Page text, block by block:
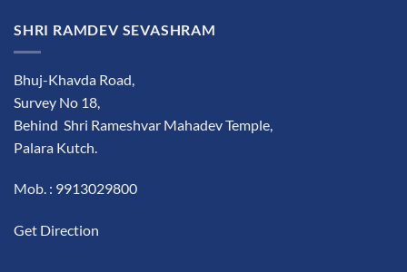
SHRI RAMDEV SEVASHRAM
Bhuj-Khavda Road,
Survey No 18,
Behind Shri Rameshvar Mahadev Temple,
Palara Kutch.
Mob. : 9913029800
Get Direction